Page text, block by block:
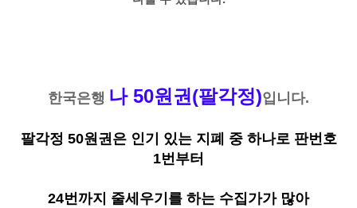
한국은행 나 50원권(팔각정)입니다.
팔각정 50원권은 인기 있는 지폐 중 하나로 판번호
1번부터
24번까지 줄세우기를 하는 수집가가 많아